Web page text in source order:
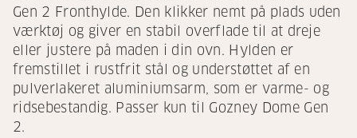
Gen 2 Fronthylde. Den klikker nemt på plads uden
værktøj og giver en stabil overflade til at dreje
eller justere på maden i din ovn. Hylden er
fremstillet i rustfrit stål og understøttet af en
pulverlakeret aluminiumsarm, som er varme- og
ridsebestandig. Passer kun til Gozney Dome Gen
2.